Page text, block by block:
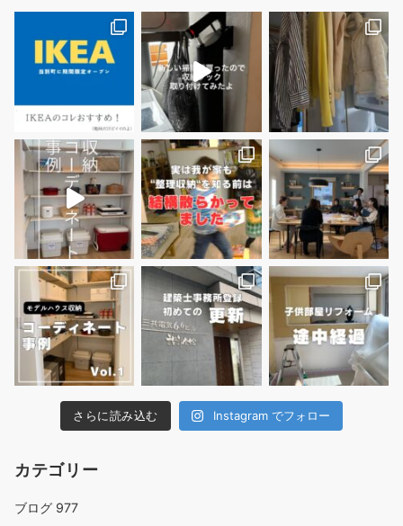
さらに読み込む Instagram でフォロー
カテゴリー
ブログ 977